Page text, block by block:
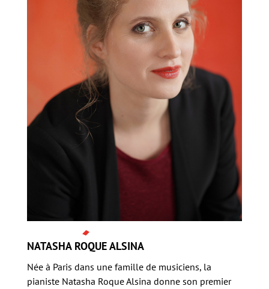
NATASHA ROQUE ALSINA
Née à Paris dans une famille de musiciens, la
pianiste Natasha Roque Alsina donne son premier